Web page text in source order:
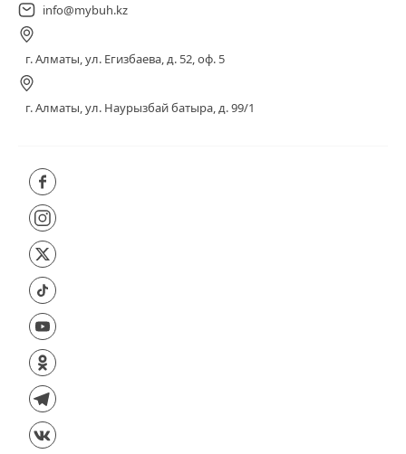
info@mybuh.kz
г. Алматы, ул. Егизбаева, д. 52, оф. 5
г. Алматы, ул. Наурызбай батыра, д. 99/1